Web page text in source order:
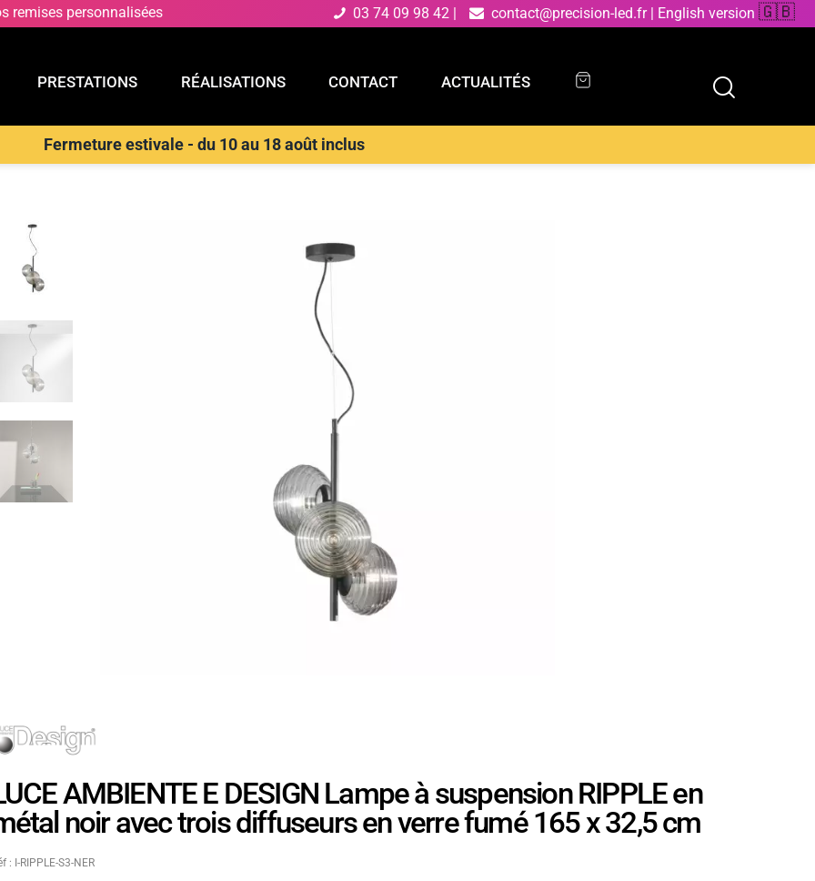
remises personnalisées 03 74 09 98 42 | contact@precision-led.fr | English version 🇬🇧
PRESTATIONS RÉALISATIONS CONTACT ACTUALITÉS
Fermeture estivale - du 10 au 18 août inclus
PRESTATIONS RÉALISATIONS CONTACT
Suspensions Design & Déco>LUCE AMBIENTE E DESIGN Lampe à suspension RIPPLE en métal noir avec trois
AMBIENTE E DESIGN Lampe à suspension RIPPLE en
noir avec trois diffuseurs en verre fumé 165 x 32,5 cm
: I-RIPPLE-S3-NER